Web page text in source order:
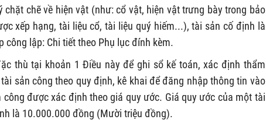
chẽ về hiện vật (như: cổ vật, hiện vật trưng bày trong bảo
xếp hạng, tài liệu cổ, tài liệu quý hiếm...), tài sản cố định là
lập: Chi tiết theo Phụ lục đính kèm.
thù tại khoản 1 Điều này để ghi sổ kế toán, xác định thẩm
sản công theo quy định, kê khai để đăng nhập thông tin vào
công được xác định theo giá quy ước. Giá quy ước của một tài
là 10.000.000 đồng (Mười triệu đồng).